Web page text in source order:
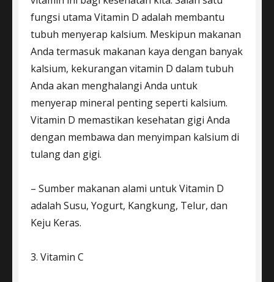
fungsi utama Vitamin D adalah membantu
tubuh menyerap kalsium. Meskipun makanan
Anda termasuk makanan kaya dengan banyak
kalsium, kekurangan vitamin D dalam tubuh
Anda akan menghalangi Anda untuk
menyerap mineral penting seperti kalsium.
Vitamin D memastikan kesehatan gigi Anda
dengan membawa dan menyimpan kalsium di
tulang dan gigi.
– Sumber makanan alami untuk Vitamin D
adalah Susu, Yogurt, Kangkung, Telur, dan
Keju Keras.
3. Vitamin C